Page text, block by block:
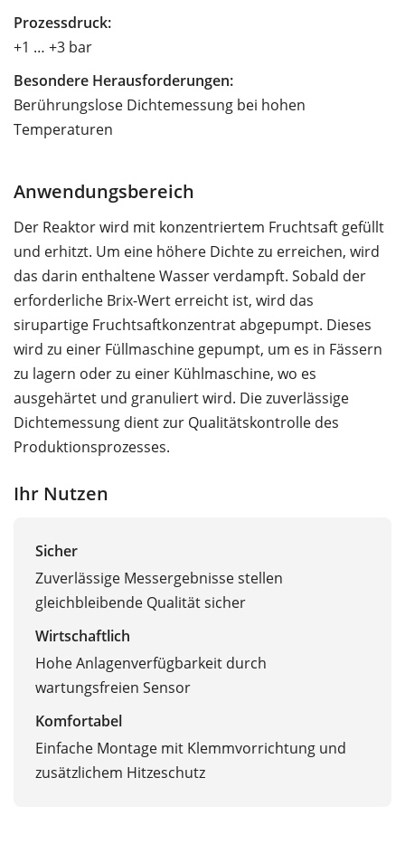
Prozessdruck:
+1 … +3 bar
Besondere Herausforderungen:
Berührungslose Dichtemessung bei hohen
Temperaturen
Anwendungsbereich
Der Reaktor wird mit konzentriertem Fruchtsaft gefüllt
und erhitzt. Um eine höhere Dichte zu erreichen, wird
das darin enthaltene Wasser verdampft. Sobald der
erforderliche Brix-Wert erreicht ist, wird das
sirupartige Fruchtsaftkonzentrat abgepumpt. Dieses
wird zu einer Füllmaschine gepumpt, um es in Fässern
zu lagern oder zu einer Kühlmaschine, wo es
ausgehärtet und granuliert wird. Die zuverlässige
Dichtemessung dient zur Qualitätskontrolle des
Produktionsprozesses.
Ihr Nutzen
Sicher
Zuverlässige Messergebnisse stellen
gleichbleibende Qualität sicher
Wirtschaftlich
Hohe Anlagenverfügbarkeit durch
wartungsfreien Sensor
Komfortabel
Einfache Montage mit Klemmvorrichtung und
zusätzlichem Hitzeschutz